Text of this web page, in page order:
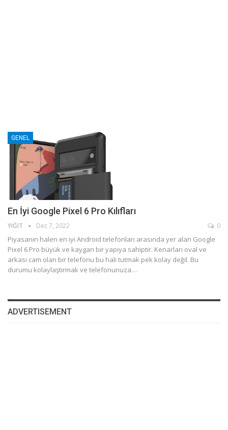
GENEL
En İyi Google Pixel 6 Pro Kılıfları
YIĞIT Dec 7, 2022 0
Piyasanın halen en iyi Android telefonları arasında yer alan Google
Pixel 6 Pro büyük ve kaygan bir yapıya sahiptir. Kenarları oval ve
arkası cam olan bir telefonu bu hali tutmak pek kolay değil. Bu
durumu kolaylaştırmak ve telefonunuza…
ADVERTISEMENT